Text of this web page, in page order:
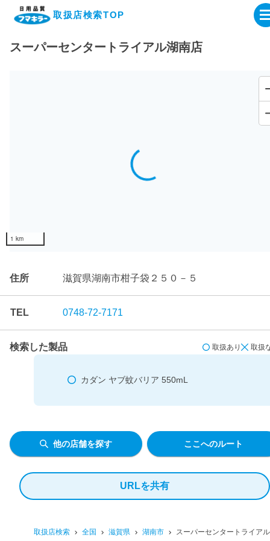
取扱店検索TOP
企業・IR情報サイト
取扱店検索 全国 滋賀県 湖南市 スーパーセンタートライア
スーパーセンタートライアル湖南店
住所 滋賀県湖南市柑子袋２５０－５
TEL 0748-72-7171
検索した製品 取扱あり 取扱
カダン ヤブ蚊バリア 550mL
他の店舗を探す ここへのルート
URLを共有
Loading...
1 km